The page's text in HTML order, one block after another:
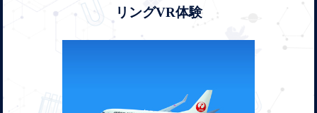
リングVR体験